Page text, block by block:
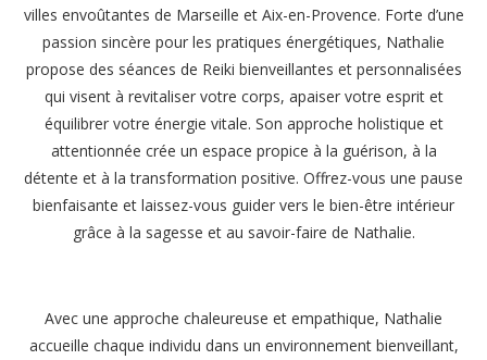
villes envoûtantes de Marseille et Aix-en-Provence. Forte d’une
passion sincère pour les pratiques énergétiques, Nathalie
propose des séances de Reiki bienveillantes et personnalisées
qui visent à revitaliser votre corps, apaiser votre esprit et
équilibrer votre énergie vitale. Son approche holistique et
attentionnée crée un espace propice à la guérison, à la
détente et à la transformation positive. Offrez-vous une pause
bienfaisante et laissez-vous guider vers le bien-être intérieur
grâce à la sagesse et au savoir-faire de Nathalie.
Avec une approche chaleureuse et empathique, Nathalie
accueille chaque individu dans un environnement bienveillant,